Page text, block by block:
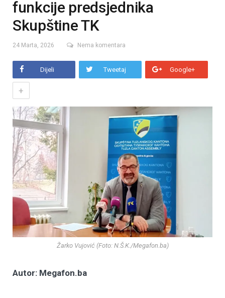
funkcije predsjednika
Skupštine TK
24 Marta, 2026 Nema komentara
Dijeli Tweetaj Google+
+
Žarko Vujović (Foto: N.Š.K./Megafon.ba)
Autor: Megafon.ba